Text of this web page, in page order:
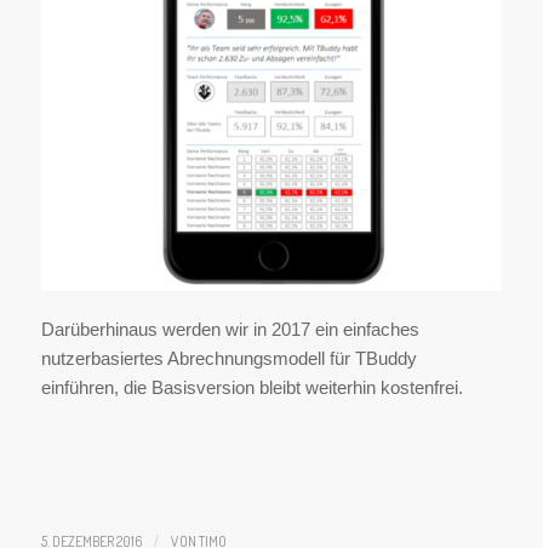
Darüberhinaus werden wir in 2017 ein einfaches
nutzerbasiertes Abrechnungsmodell für TBuddy
einführen, die Basisversion bleibt weiterhin kostenfrei.
5. DEZEMBER 2016 / VON TIMO